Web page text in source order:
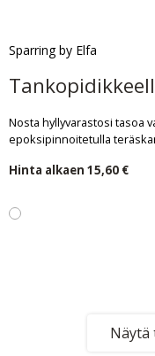
Sparring by Elfa
Nosta hyllyvarastosi tasoa
epoksipinnoitetulla
Hinta alkaen 15,60 €
Näytä